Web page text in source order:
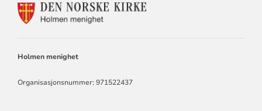
KONTAKTINFORMASJON
Holmen menighet
Organisasjonsnummer: 971522437